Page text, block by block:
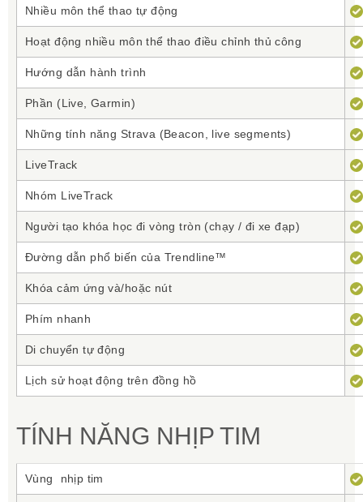
Nhiều môn thể thao tự động
Hoạt động nhiều môn thể thao điều chỉnh thủ công
Hướng dẫn hành trình
Phần (Live, Garmin)
Những tính năng Strava (Beacon, live segments)
LiveTrack
Nhóm LiveTrack
Người tạo khóa học đi vòng tròn (chạy / đi xe đạp)
Đường dẫn phổ biến của Trendline™
Khóa cảm ứng và/hoặc nút
Phím nhanh
Di chuyển tự động
Lịch sử hoạt động trên đồng hồ
TÍNH NĂNG NHỊP TIM
Vùng nhịp tim